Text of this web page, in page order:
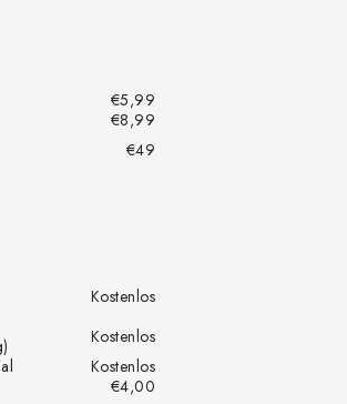
€5,99
€8,99
€49
Kostenlos
Kostenlos
Kostenlos
€4,00